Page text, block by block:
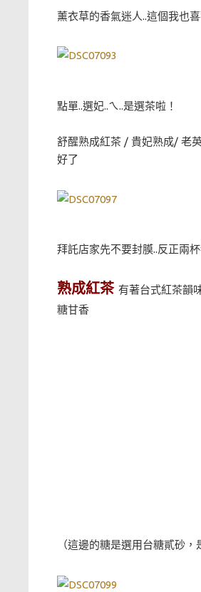
薰衣草的香氣迷人..這個我也
點單..選妃..ㄟ..是選茶啦！
舒醒熟成紅茶 / 貴妃熟成/ 老
好了
拜託店家先不要封膜..反正兩
熟成紅茶 有著台式紅茶韻
糖甘香
（這邊的糖是選用台糖貳砂，